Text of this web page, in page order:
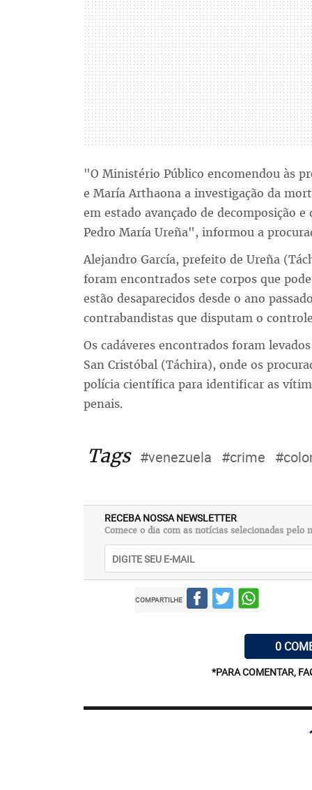
"O Ministério Público encomendou às
e María Arthaona a investigação da
em estado avançado de decomposição
Pedro María Ureña", informou a
Alejandro García, prefeito de Ureña
foram encontrados sete corpos que
estão desaparecidos desde o ano
contrabandistas que disputam o
Os cadáveres encontrados foram
San Cristóbal (Táchira), onde os
polícia científica para identificar as
penais.
Tags #venezuela #crime
RECEBA NOSSA NEWSLETTER
Comece o dia com as notícias selecionadas pelo
COMPARTILHE
0
*PARA COMENTAR,